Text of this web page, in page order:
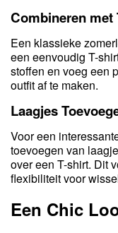
Combineren met
Een klassieke
een eenvoudig T-
stoffen en voeg een
outfit af te maken.
Laagjes
Voor een
toevoegen van
over een T-shirt. Dit
flexibiliteit voor
Een Chic